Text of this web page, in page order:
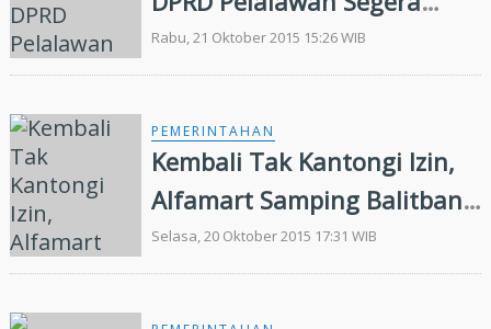
Panggil BPMP2T dan Satpol
PP
Rabu, 21 Oktober 2015 15:26 WIB
PEMERINTAHAN
Kembali Tak Kantongi Izin,
Alfamart Samping Balitbang
Pelalawan Langsung
Ditutup
Selasa, 20 Oktober 2015 17:31 WIB